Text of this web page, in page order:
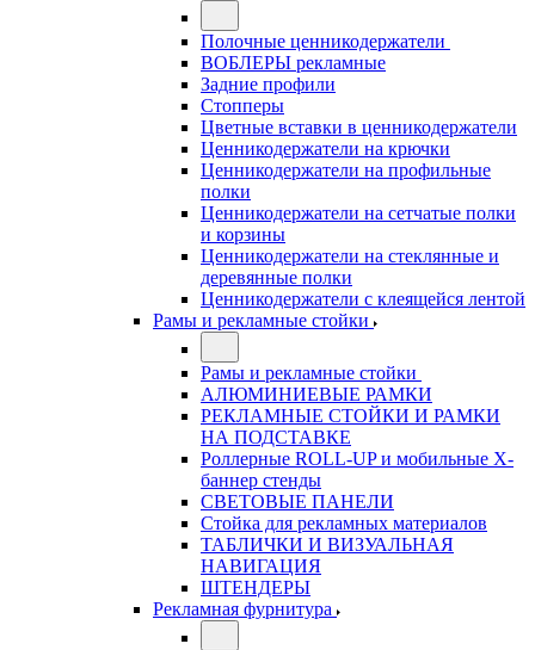
Полочные ценникодержатели
ВОБЛЕРЫ рекламные
Задние профили
Стопперы
Цветные вставки в ценникодержатели
Ценникодержатели на крючки
Ценникодержатели на профильные
полки
Ценникодержатели на сетчатые полки
и корзины
Ценникодержатели на стеклянные и
деревянные полки
Ценникодержатели с клеящейся лентой
Рамы и рекламные стойки
Рамы и рекламные стойки
АЛЮМИНИЕВЫЕ РАМКИ
РЕКЛАМНЫЕ СТОЙКИ И РАМКИ
НА ПОДСТАВКЕ
Роллерные ROLL-UP и мобильные X-
баннер стенды
СВЕТОВЫЕ ПАНЕЛИ
Стойка для рекламных материалов
ТАБЛИЧКИ И ВИЗУАЛЬНАЯ
НАВИГАЦИЯ
ШТЕНДЕРЫ
Рекламная фурнитура